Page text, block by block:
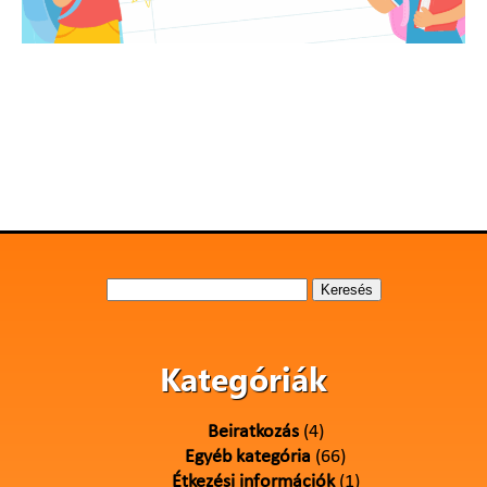
Kategóriák
Beiratkozás(4)
Egyéb kategória (66)
Étkezési információk(1)